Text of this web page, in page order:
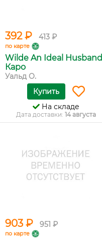
392 ₽ 413 ₽
по карте
Wilde An Ideal Husband
Каро
Уальд О.
Купить
На складе
Дата доставки: 14 августа
903 ₽ 951 ₽
по карте